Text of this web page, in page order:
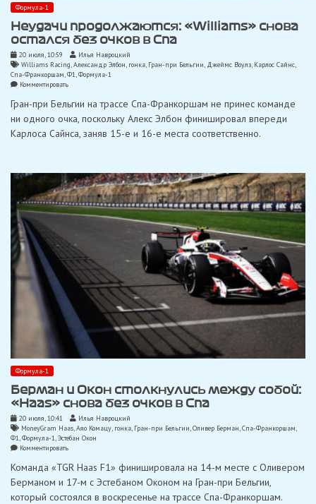
Формула-1
Неудачи продолжаются: «Williams» снова
остался без очков в Спа
20 июля, 10:59
Илья Навроцкий
Williams Racing,Александр Элбон, гонка, Гран-при Бельгии, Джеймс Воулз, Карлос Сайнс
Спа-Франкоршам,Ф1,Формула-1
Комментироватьon
продолжаются:
снова
остался
Спа
Гран-при Бельгии на трассе Спа-Франкоршам не принес команде
ни одного очка, поскольку Алекс Элбон финишировал впереди
Карлоса Сайнса, заняв 15-е и 16-е места соответственно.
Формула-1
Берман и Окон столкнулись между собой:
«Haas» снова без очков в Спа
20 июля, 10:41
Илья Навроцкий
MoneyGram Haas,Аяо Комацу, гонка, Гран-при Бельгии,Оливер Берман,Спа-Франкоршам
Ф1,Формула-1,Эстебан Окон
Комментироватьon
и
Окон
столкнулись
между
Команда «TGR Haas F1» финишировала на 14-м месте с Оливером
Берманом и 17-м с Эстебаном Оконом на Гран-при Бельгии,
который состоялся в воскресенье на трассе Спа-Франкоршам.